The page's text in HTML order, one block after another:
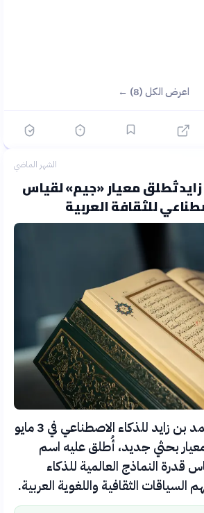
اعرض الكل (8) ←
الشهر الماضي
تُطلق معيار «جيم» لقياس
للثقافة العربية
كشفت جامعة محمد بن زايد للذكاء الاصطناعي في 3 مايو
معيار بحثي جديد، أُطلق عليه اسم
النماذج العالمية للذكاء
الثقافية واللغوية العربية.